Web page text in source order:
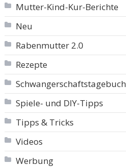
Mutter-Kind-Kur-Berichte
Neu
Rabenmutter 2.0
Rezepte
Schwangerschaftstagebuch
Spiele- und DIY-Tipps
Tipps & Tricks
Videos
Werbung